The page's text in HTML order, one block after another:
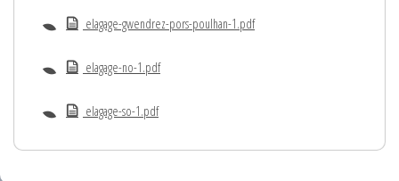
elagage-gwendrez-pors-poulhan-1.pdf
elagage-no-1.pdf
elagage-so-1.pdf